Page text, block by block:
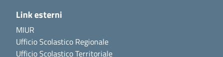
Link esterni
MIUR
Ufficio Scolastico Regionale
Ufficio Scolastico Territoriale